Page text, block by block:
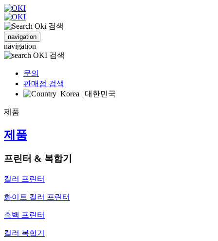
검색
navigation
navigation
검색
문의
판매점 검색
Korea | 대한민국
제품
제품
프린터 & 복합기
컬러 프린터
화이트 컬러 프린터
흑백 프린터
컬러 복합기